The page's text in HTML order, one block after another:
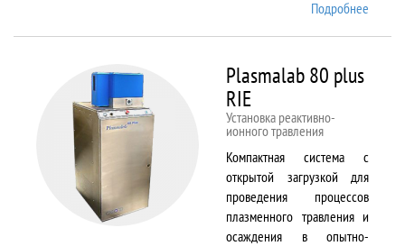
Подробнее
Plasmalab 80 plus
RIE
Установка реактивно-
ионного травления
Компактная система с
открытой загрузкой для
проведения процессов
плазменного травления и
осаждения в опытно-